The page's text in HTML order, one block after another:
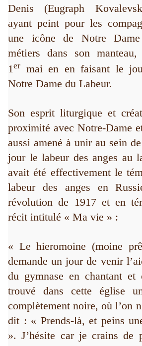
Denis (Eugraph
ayant peint pour les
une icône de Notre
métiers dans son
1 er mai en en faisant le
Notre Dame du Labeur.
Son esprit liturgique et
proximité avec Notre-Dame
aussi amené à unir au sein
jour le labeur des anges au
avait été effectivement le
labeur des anges en
révolution de 1917 et en
récit intitulé « Ma vie » :
« Le hieromoine (moine
demande un jour de venir
du gymnase en chantant et
trouvé dans cette église
complètement noire, où l’on
dit : « Prends-là, et peins
». J’hésite car je crains de